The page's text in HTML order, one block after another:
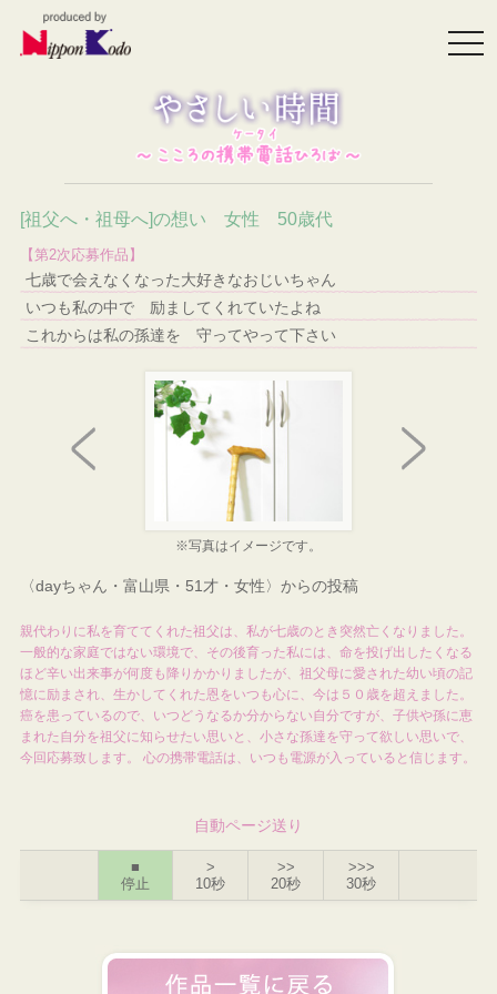
[祖父へ・祖母へ]の想い 女性 50歳代
【第2次応募作品】
七歳で会えなくなった大好きなおじいちゃん
いつも私の中で 励ましてくれていたよね
これからは私の孫達を 守ってやって下さい
※写真はイメージです。
〈dayちゃん・富山県・51才・女性〉からの投稿
親代わりに私を育ててくれた祖父は、私が七歳のとき突然亡くなりました。
一般的な家庭ではない環境で、その後育った私には、命を投げ出したくなる
ほど辛い出来事が何度も降りかかりましたが、祖父母に愛された幼い頃の記
憶に励まされ、生かしてくれた恩をいつも心に、今は５０歳を超えました。
癌を患っているので、いつどうなるか分からない自分ですが、子供や孫に恵
まれた自分を祖父に知らせたい思いと、小さな孫達を守って欲しい思いで、
今回応募致します。 心の携帯電話は、いつも電源が入っていると信じます。
自動ページ送り
■
停止
>
10秒
>>
20秒
>>>
30秒